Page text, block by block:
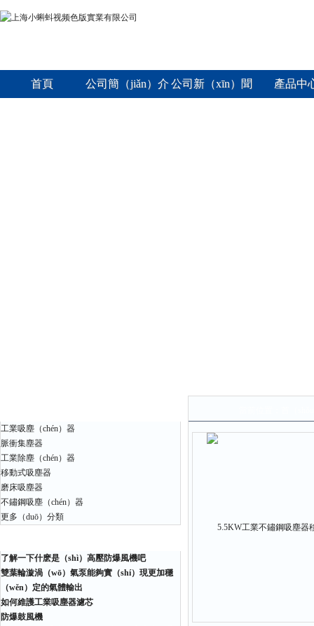
首頁 公司簡（jiǎn）介 公司新（xīn）聞 產品中
工業吸塵（chén）器
脈衝集塵器
工業除塵（chén）器
移動式吸塵器
磨床吸塵器
不鏽鋼吸塵（chén）器
更多（duō）分類
了解一下什麽是（shì）高壓防爆風機吧
雙葉輪漩渦（wō）氣泵能夠實（shí）現更加穩
（wěn）定的氣體輸出
如何維護工業吸塵器濾芯
防爆鼓風機